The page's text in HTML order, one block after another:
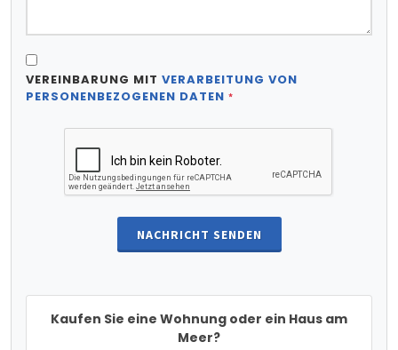
VEREINBARUNG MIT VERARBEITUNG VON
PERSONENBEZOGENEN DATEN *
NACHRICHT SENDEN
Kaufen Sie eine Wohnung oder ein Haus am
Meer?